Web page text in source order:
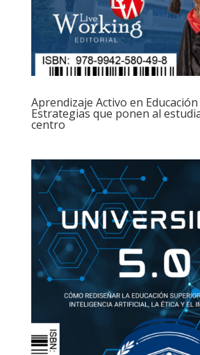
Aprendizaje Activo en
Estrategias que ponen al
centro